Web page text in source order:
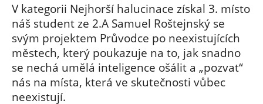
V kategorii Nejhorší halucinace získal 3. místo
náš student ze 2.A Samuel Roštejnský se
svým projektem Průvodce po neexistujících
městech, který poukazuje na to, jak snadno
se nechá umělá inteligence ošálit a „pozvat“
nás na místa, která ve skutečnosti vůbec
neexistují.